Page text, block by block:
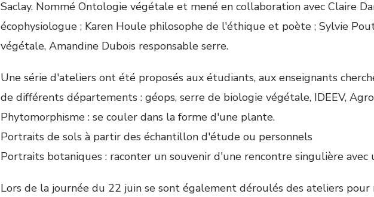
Saclay. Nommé Ontologie végétale et mené en collaboration avec Claire
écophysiologue ; Karen Houle philosophe de l'éthique et poète ; Sylvie
végétale, Amandine Dubois responsable serre.
Une série d'ateliers ont été proposés aux étudiants, aux enseignants
de différents départements : géops, serre de biologie végétale, IDEEV,
Phytomorphisme : se couler dans la forme d'une plante.
Portraits de sols à partir des échantillon d'étude ou personnels
Portraits botaniques : raconter un souvenir d'une rencontre singulière avec
Lors de la journée du 22 juin se sont également déroulés des ateliers pour